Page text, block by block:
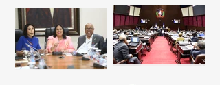
Diputados visitó la
Fortaleza de Santa
Bárbara de
Samaná, a fin de...
un encuentro con
la Directora de
Persecución del...